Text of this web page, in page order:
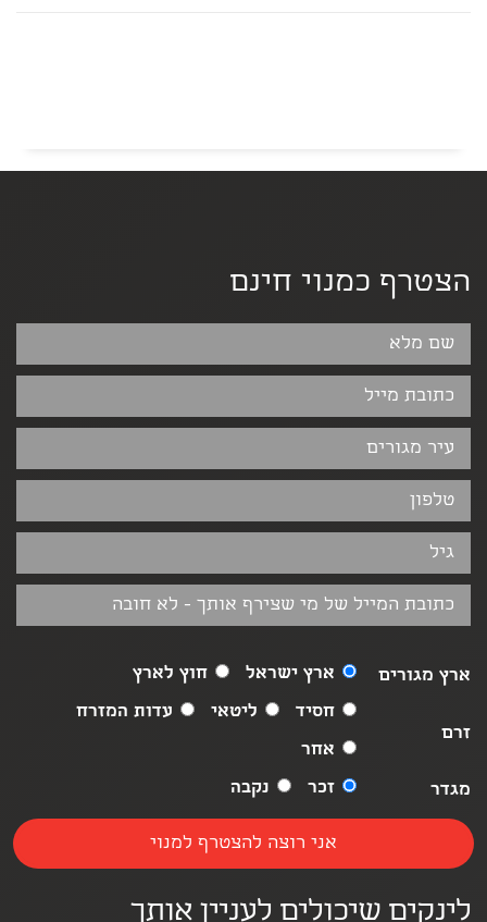
הצטרף כמנוי חינם
ארץ מגורים ארץ ישראל חוץ לארץ
זרם
חסיד ליטאי
עדות המזרח
אחר
מגדר
זכר נקבה
לינקים שיכולים לעניין אותך